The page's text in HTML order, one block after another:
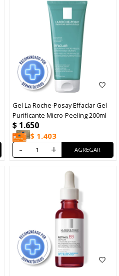
Gel La Roche-Posay Effaclar Gel
Purificante Micro-Peeling 200ml
$ 1.650
$ 1.403
- +